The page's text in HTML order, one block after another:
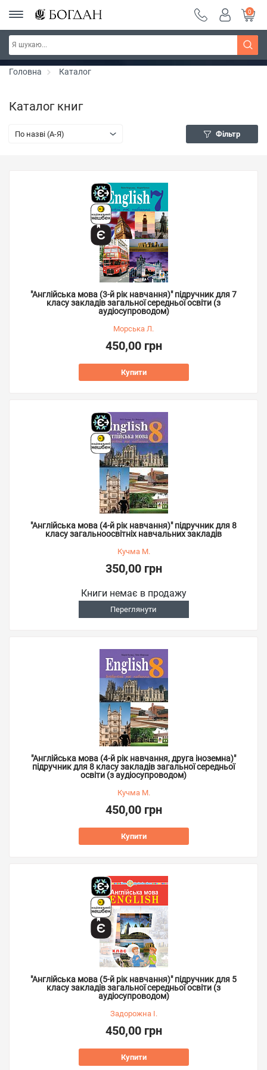
РОЗПРОДАЖ ~ 150 грн ~ 200 грн ~ 250 грн ~
300 грн ~ РОЗПРОДАЖ
Дізнатись більше
0
Головна Каталог
Каталог книг
По назві (A-Я) Фільтр
"Англійська мова (3-й рік навчання)" підручник для 7
класу закладів загальної середньої освіти (з
аудіосупроводом)
Морська Л.
450,00 грн
Купити
"Англійська мова (4-й рік навчання)" підручник для 8
класу загальноосвітніх навчальних закладів
Кучма М.
350,00 грн
Книги немає в продажу
Переглянути
"Англійська мова (4-й рік навчання, друга іноземна)"
підручник для 8 класу закладів загальної середньої
освіти (з аудіосупроводом)
Кучма М.
450,00 грн
Купити
"Англійська мова (5-й рік навчання)" підручник для 5
класу закладів загальної середньої освіти (з
аудіосупроводом)
Задорожна І.
450,00 грн
Купити